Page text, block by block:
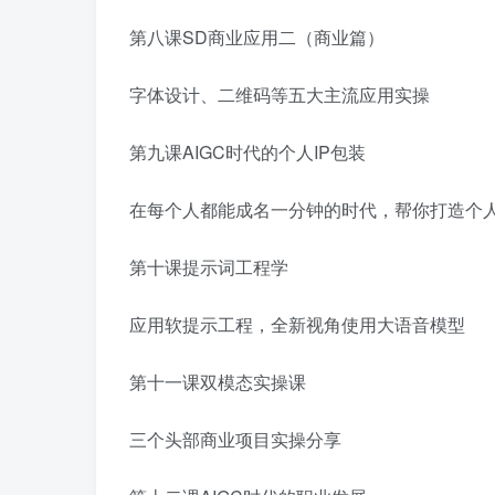
第八课SD商业应用二（商业篇）
字体设计、二维码等五大主流应用实操
第九课AIGC时代的个人IP包装
在每个人都能成名一分钟的时代，帮你打造个
第十课提示词工程学
应用软提示工程，全新视角使用大语音模型
第十一课双模态实操课
三个头部商业项目实操分享